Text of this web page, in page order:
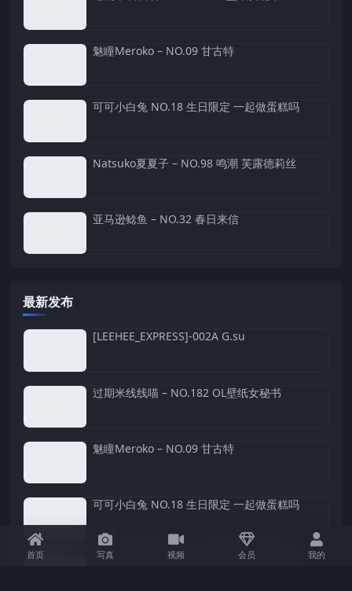
魅瞳Meroko – NO.09 甘古特
可可小白兔 NO.18 生日限定 一起做蛋糕吗
Natsuko夏夏子 – NO.98 鸣潮 芙露德莉丝
亚马逊鲶鱼 – NO.32 春日来信
最新发布
[LEEHEE_EXPRESS]-002A G.su
过期米线线喵 – NO.182 OL壁纸女秘书
魅瞳Meroko – NO.09 甘古特
可可小白兔 NO.18 生日限定 一起做蛋糕吗
Natsuko夏夏子 – NO.98 鸣潮 芙露德莉丝
首页 写真 视频 会员 我的